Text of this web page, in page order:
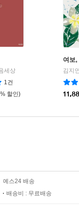
의 잠재능력도 눈을
삶은 여기서 끝이다
였다. 기를 쓰고 일어
다. 아무도 없을 때,
다는 자부심이 은근
뿐인데 몸과 마음, 내
고 있었다. 나는 깨
세상
1건
할인)
여보
김지
예스24 배송
배송비 : 무료배송